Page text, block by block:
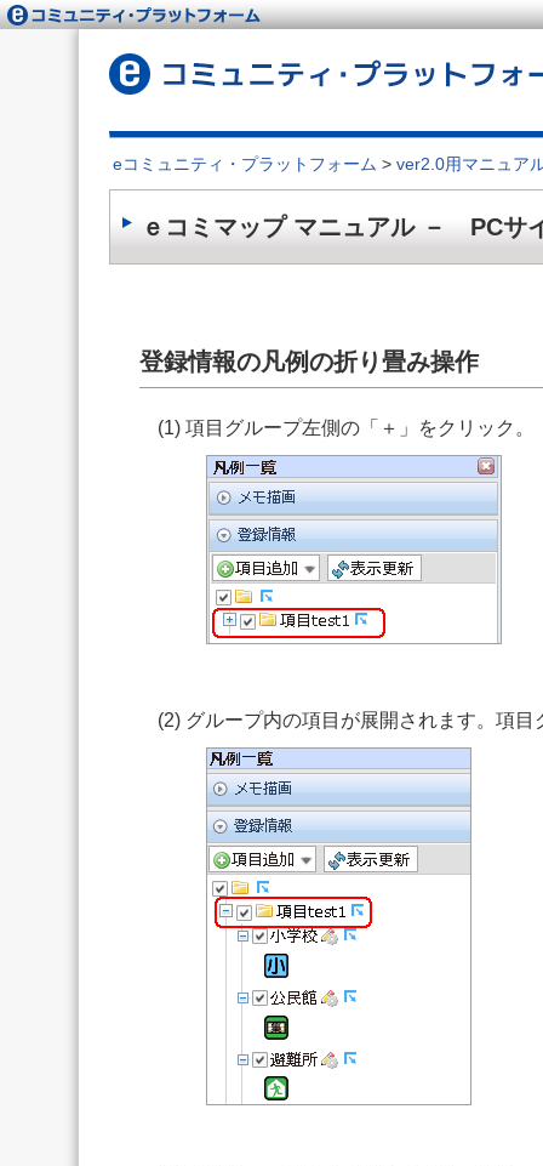
eコミュニティ・プラットフォーム > ver2.0用マニュア
ｅコミマップ マニュアル － PCサ
登録情報の凡例の折り畳み操作
(1) 項目グループ左側の「＋」をクリック。
(2) グループ内の項目が展開されます。項